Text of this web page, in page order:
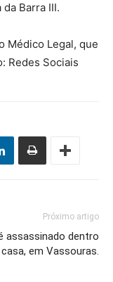
Barra III.
Médico Legal, que
Redes Sociais
Próximo artigo
assassinado dentro
em Vassouras.